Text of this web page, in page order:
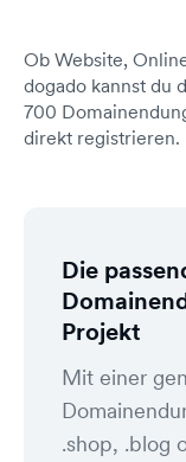
Ob Website,
dogado kannst du
700
direkt registrieren.
Die
Projekt
Mit einer
.shop, .blog